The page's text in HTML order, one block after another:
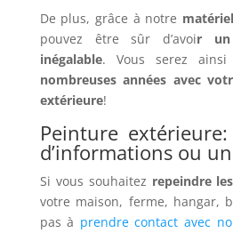
De plus, grâce à notre
pouvez être sûr d’avoir un
inégalable. Vous serez
nombreuses années avec
extérieure!
Peinture
d’informations ou
Si vous souhaitez repeindre
votre maison, ferme, hangar,
pas à prendre contact avec